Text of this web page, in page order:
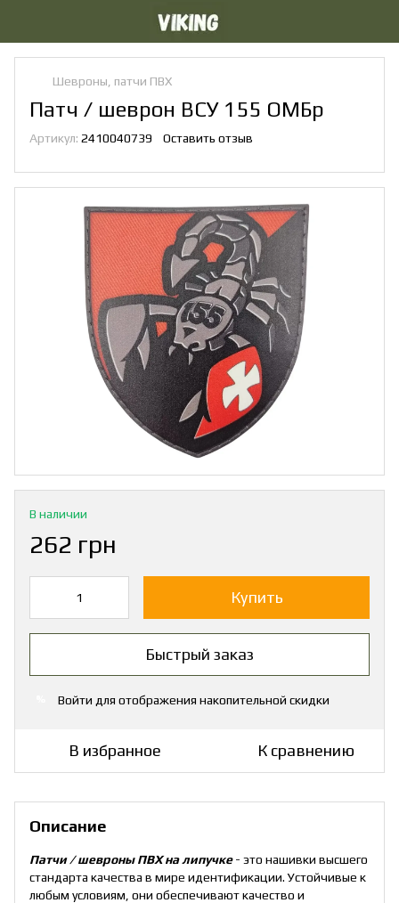
Шевроны, патчи ПВХ
Патч / шеврон ВСУ 155 ОМБр
Артикул: 2410040739 Оставить отзыв
В наличии
262 грн
Купить
Быстрый заказ
Войти для отображения накопительной скидки
В избранное К сравнению
Описание
Патчи / шевроны ПВХ на липучке- это нашивки высшего
стандарта качества в мире идентификации. Устойчивые к
любым условиям, они обеспечивают качество и